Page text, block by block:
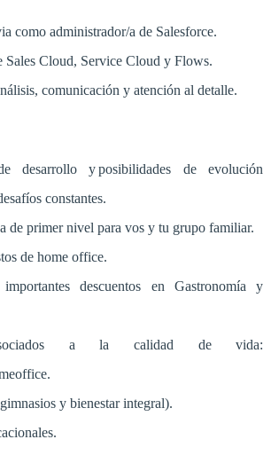
como administrador/a de Salesforce.
Sales Cloud, Service Cloud y Flows.
comunicación y atención al detalle.
desarrollo y posibilidades de evolución
constantes.
de primer nivel para vos y tu grupo familiar.
de home office.
descuentos en Gastronomía y
a la calidad de vida:
y bienestar integral).